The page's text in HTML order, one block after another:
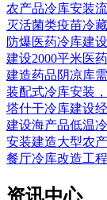
农产品冷库安装
灭活菌类疫苗冷
防爆医药冷库建
建设2000平米医
建造药品阴凉库
装配式冷库安装
塔什干冷库建设
建设海产品低温
安装建造大型农
餐厅冷库改造工
资讯中心